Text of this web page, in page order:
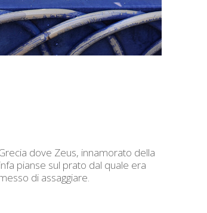
dove Zeus, innamorato della
pianse sul prato dal quale era
di assaggiare.